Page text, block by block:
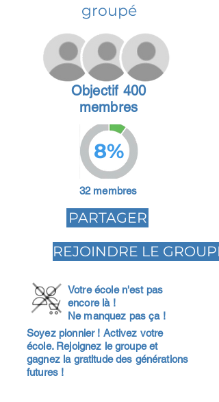
groupé
Objectif 400
membres
8%
32 membres
PARTAGER
REJOINDRE LE GROUPE
Votre école n'est pas
encore là !
Ne manquez pas ça !
Soyez pionnier ! Activez votre
école. Rejoignez le groupe et
gagnez la gratitude des générations
futures !